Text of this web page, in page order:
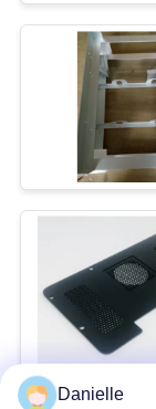
POLICY
Danielle